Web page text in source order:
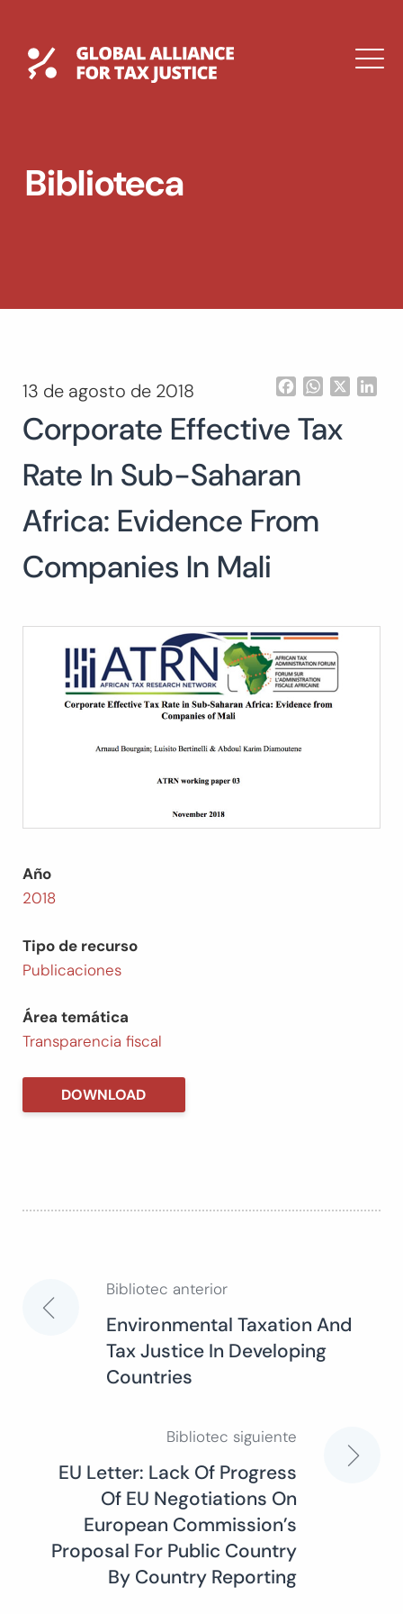
contenidoGlobal Tax Justice
DROPDOWN
Buscar:
Biblioteca
13 de agosto de 2018 FacebookWhatsApp
Corporate Effective Tax
Rate In Sub-Saharan
Africa: Evidence From
Companies In Mali
Año
2018
Tipo de recurso
Publicaciones
Área temática
Transparencia fiscal
DOWNLOAD
Navegación
Bibliotec anterior
Environmental Taxation And
Tax Justice In Developing
Countries
Bibliotec siguiente
EU Letter: Lack Of Progress
Of EU Negotiations On
European Commission’s
Proposal For Public Country
By Country Reporting